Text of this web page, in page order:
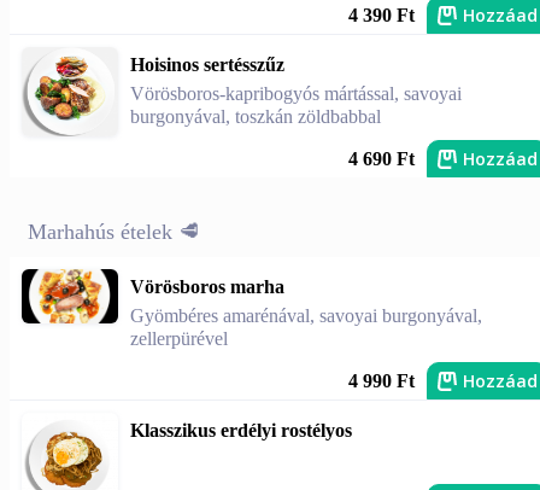
4 390 Ft Hozzáad
Hoisinos sertésszűz
Vörösboros-kapribogyós mártással, savoyai
burgonyával, toszkán zöldbabbal
4 690 Ft Hozzáad
Marhahús ételek 🥩
Vörösboros marha
Gyömbéres amarénával, savoyai burgonyával,
zellerpürével
4 990 Ft Hozzáad
Klasszikus erdélyi rostélyos